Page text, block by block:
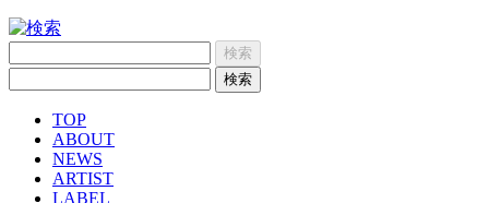
TOP
ABOUT
NEWS
ARTIST
LABEL